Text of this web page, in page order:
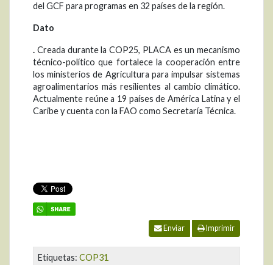
del GCF para programas en 32 países de la región.
Dato
. Creada durante la COP25, PLACA es un mecanismo
técnico-político que fortalece la cooperación entre
los ministerios de Agricultura para impulsar sistemas
agroalimentarios más resilientes al cambio climático.
Actualmente reúne a 19 países de América Latina y el
Caribe y cuenta con la FAO como Secretaría Técnica.
Enviar Imprimir
Etiquetas: COP31